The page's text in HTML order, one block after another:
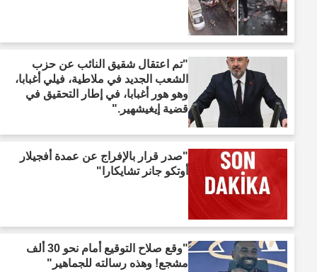
"تم اعتقال شقيق النائب عن حزب
الشعب الجديد في ملاطية، فيلي أغبابا،
وهو هور أغبابا، في إطار التحقيق في
قضية إيغيشهير."
"صدر قرار بالإفراج عن عمدة أفجيلار
أوتكو جانر تشايكارا"
"وقع صلاح التوقيع أمام نحو 30 ألف
مشجع! وهذه رسالته للجماهير"